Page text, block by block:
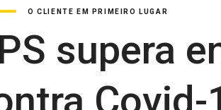
O CLIENTE EM PRIMEIRO LUGAR
supera